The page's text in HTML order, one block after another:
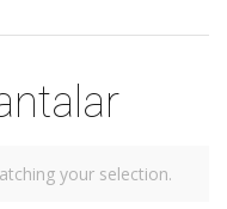
your selection.